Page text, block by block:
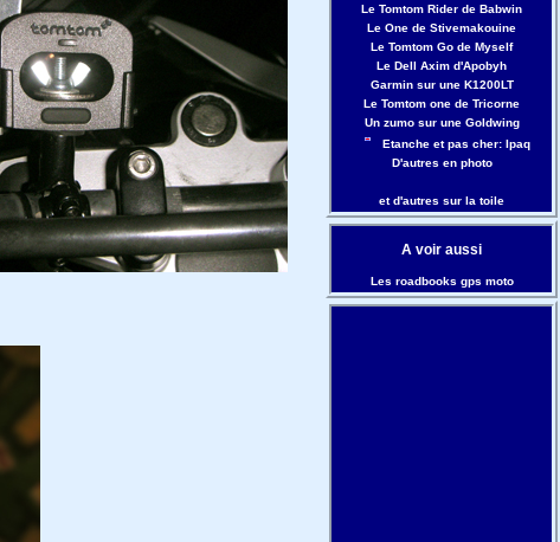
Le Tomtom Rider de Babwin
Le One de Stivemakouine
Le Tomtom Go de Myself
Le Dell Axim d'Apobyh
Garmin sur une K1200LT
Le Tomtom one de Tricorne
Un zumo sur une Goldwing
Etanche et pas cher: Ipaq
D'autres en photo
et d'autres sur la toile
A voir aussi
Les roadbooks gps moto